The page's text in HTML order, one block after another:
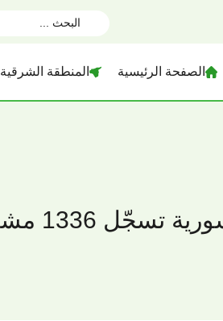
الصفحة الرئيسية المنطقة الشرقية
مشروعاً خلال نصف عام